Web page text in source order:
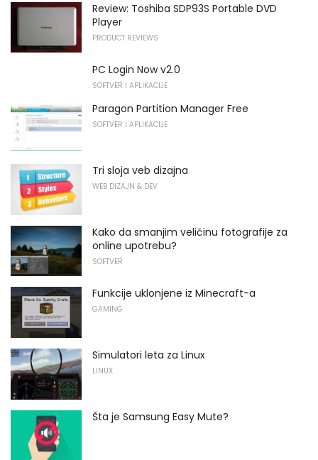
Review: Toshiba SDP93S Portable DVD
Player
PRODUCT REVIEWS
PC Login Now v2.0
SOFTVER I APLIKACIJE
Paragon Partition Manager Free
SOFTVER I APLIKACIJE
Tri sloja veb dizajna
WEB DIZAJN & DEV
Kako da smanjim veličinu fotografije za
online upotrebu?
SOFTVER
Funkcije uklonjene iz Minecraft-a
GAMING
Simulatori leta za Linux
LINUX
Šta je Samsung Easy Mute?